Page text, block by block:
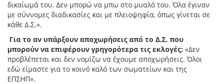
δικαίωμά του. Δεν μπορώ να μπω στο μυαλό του. Όλα έγιναν
με σύννομες διαδικασίες και με πλειοψηφία, όπως γίνεται σε
κάθε Δ.Σ.».
Για το αν υπάρξουν αποχωρήσεις από το Δ.Σ. που
μπορούν να επιφέρουν γρηγορότερα τις εκλογές: «Δεν
προβλέπεται και δεν νομίζω να έχουμε αποχωρήσεις. Όλοι
εδώ είμαστε για το κοινό καλό των σωματείων και της
ΕΠΣΗΠ».